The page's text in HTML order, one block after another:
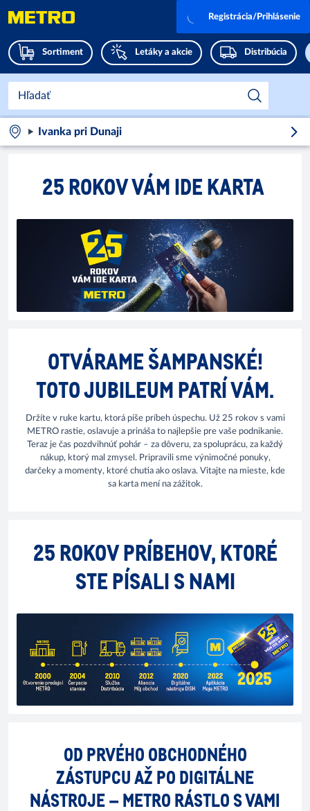
Sortiment Letáky a akcie Distribúcia
Registrácia/Prihlásenie
Ivanka pri Dunaji
25 ROKOV VÁM IDE KARTA
OTVÁRAME ŠAMPANSKÉ!
TOTO JUBILEUM PATRÍ VÁM.
Držíte v ruke kartu, ktorá píše príbeh úspechu. Už 25 rokov s vami
METRO rastie, oslavuje a prináša to najlepšie pre vaše podnikanie.
Teraz je čas pozdvihnúť pohár – za dôveru, za spoluprácu, za každý
nákup, ktorý mal zmysel. Pripravili sme výnimočné ponuky,
darčeky a momenty, ktoré chutia ako oslava. Vitajte na mieste, kde
sa karta mení na zážitok.
25 ROKOV PRÍBEHOV, KTORÉ
STE PÍSALI S NAMI
OD PRVÉHO OBCHODNÉHO
ZÁSTUPCU AŽ PO DIGITÁLNE
NÁSTROJE – METRO RÁSTLO S VAMI